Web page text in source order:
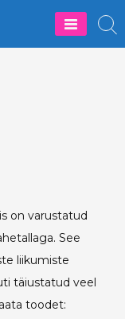
on varustatud
See
liikumiste
täiustatud veel
toodet: